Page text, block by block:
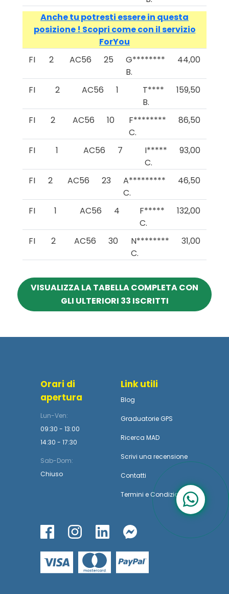
Anche tu potresti essere in questa
posizione ! Scopri come con il servizio
ForYou
FI
2 AC56 25
G********
B.
44,00
FI 2 AC56 1
T****
B.
159,50
FI 2 AC56 10
F********
C.
86,50
FI 1 AC56 7
I*****
C.
93,00
FI 2 AC56 23
A*********
C.
46,50
FI 1 AC56 4
F*****
C.
132,00
FI 2 AC56 30
N********
C.
31,00
VISUALIZZA LA TABELLA COMPLETA CON
GLI ULTERIORI 33 ISCRITTI
Orari di
apertura
Lun-Ven:
09:30 - 13:00
14:30 - 17:30
Sab-Dom:
Chiuso
Link utili
Blog
Graduatorie GPS
Ricerca MAD
Scrivi una recensione
Contatti
Termini e Condizioni